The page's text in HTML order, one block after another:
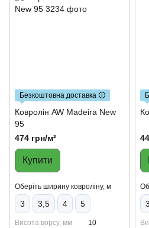
Безкоштовна доставка 🛈
Ковролін AW Madeira New
95
474 грн/м²
Купити
Оберіть ширину ковроліну, м
3 3,5 4 5
Висота ворсу, мм
10
3